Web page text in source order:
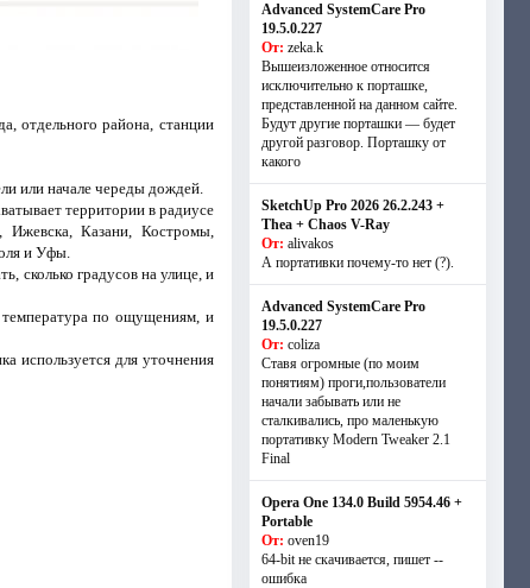
отдельного района, станции
или начале череды дождей.
территории в радиусе
Ижевска, Казани, Костромы,
и Уфы.
сколько градусов на улице, и
температура по ощущениям, и
используется для уточнения
Advanced SystemCare Pro
19.5.0.227
От: zeka.k
Вышеизложенное относится
исключительно к порташке,
представленной на данном сайте.
Будут другие порташки — будет
другой разговор. Порташку от
какого
SketchUp Pro 2026 26.2.243 +
Thea + Chaos V-Ray
От: alivakos
А портативки почему-то нет (?).
Advanced SystemCare Pro
19.5.0.227
От: coliza
Ставя огромные (по моим
понятиям) проги,пользователи
начали забывать или не
сталкивались, про маленькую
портативку Modern Tweaker 2.1
Final
Opera One 134.0 Build 5954.46 +
Portable
От: oven19
64-bit не скачивается, пишет --
ошибка